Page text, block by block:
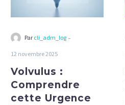
–
Symptômes,
Préventions
à
Connaître
Par cli_adm_log -
12 novembre 2025
Volvulus :
Comprendre
cette Urgence